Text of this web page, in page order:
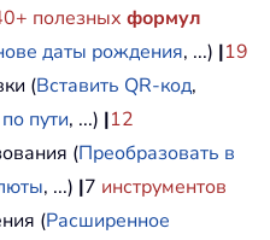
полезных формул
даты рождения, ...) |19
(Вставить QR-код,
пути, ...) |12
(Преобразовать в
, ...) |7 инструментов
(Расширенное